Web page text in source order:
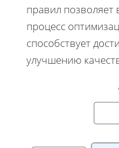
правил позволяет
процесс
способствует
улучшению